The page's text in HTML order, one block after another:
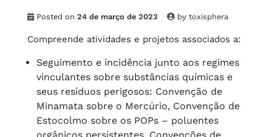
Posted on 24 de março de 2023 by toxisphera
Compreende atividades e projetos associados a:
Seguimento e incidência junto aos regimes
vinculantes sobre substâncias químicas e
seus resíduos perigosos: Convenção de
Minamata sobre o Mercúrio, Convenção de
Estocolmo sobre os POPs – poluentes